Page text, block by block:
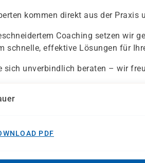
kommen direkt aus der
Coaching setzen wir
schnelle, effektive Lösungen für
sich unverbindlich beraten – wir
PDF